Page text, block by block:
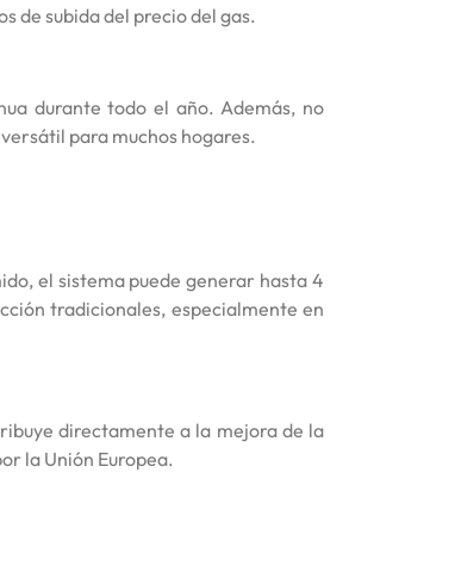
de subida del precio del gas.
durante todo el año. Además, no
para muchos hogares.
el sistema puede generar hasta 4
tradicionales, especialmente en
directamente a la mejora de la
la Unión Europea.